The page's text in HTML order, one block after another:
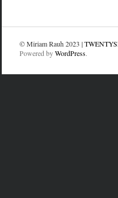
© Miriam Rauh 2023 |
Powered byWordPress.